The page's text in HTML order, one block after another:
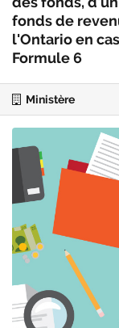
fonds de
l'Ontario en
Formule 6
Ministère